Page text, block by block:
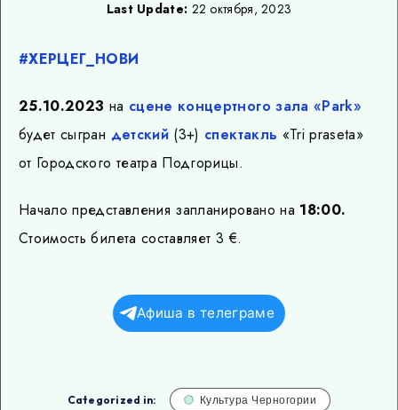
Last Update: 22 октября, 2023
#ХЕРЦЕГ_НОВИ
25.10.2023 на сцене концертного зала «Park»
будет сыгран детский (3+) спектакль «Tri praseta»
от Городского театра Подгорицы.
Начало представления запланировано на 18:00.
Стоимость билета составляет 3 €.
Афиша в телеграме
Categorized in: Культура Черногории